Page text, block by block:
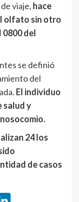
viaje, hace
olfato sin otro
del
se definió
del
El individuo
salud y
24 los
de casos